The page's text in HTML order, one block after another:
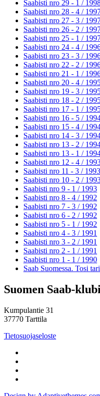
Saabisti nro 29 - 1 /
Saabisti nro 28 - 4 /
Saabisti nro 27 - 3 /
Saabisti nro 26 - 2 /
Saabisti nro 25 - 1 /
Saabisti nro 24 - 4 /
Saabisti nro 23 - 3 /
Saabisti nro 22 - 2 /
Saabisti nro 21 - 1 /
Saabisti nro 20 - 4 /
Saabisti nro 19 - 3 /
Saabisti nro 18 - 2 /
Saabisti nro 17 - 1 /
Saabisti nro 16 - 5 /
Saabisti nro 15 - 4 /
Saabisti nro 14 - 3 /
Saabisti nro 13 - 2 /
Saabisti nro 13 - 1 /
Saabisti nro 12 - 4 /
Saabisti nro 11 - 3 / 1993
Saabisti nro 10 - 2 /
Saabisti nro 9 - 1 / 1993
Saabisti nro 8 - 4 / 1992
Saabisti nro 7 - 3 / 1992
Saabisti nro 6 - 2 / 1992
Saabisti nro 5 - 1 / 1992
Saabisti nro 4 - 3 / 1991
Saabisti nro 3 - 2 / 1991
Saabisti nro 2 - 1 / 1991
Saabisti nro 1 - 1 / 1990
Saab Suomessa. Tosi
Suomen Saab-
Kumpulantie 31
37770 Tarttila
Tietosuojaseloste